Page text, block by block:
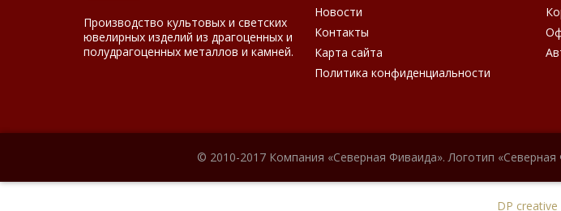
Производство культовых и светских
ювелирных изделий из драгоценных и
полудрагоценных металлов и камней.
Новости
Контакты
Карта сайта
Политика конфиденциальности
© 2010-2017 Компания «Северная Фиваида». Логотип
DP